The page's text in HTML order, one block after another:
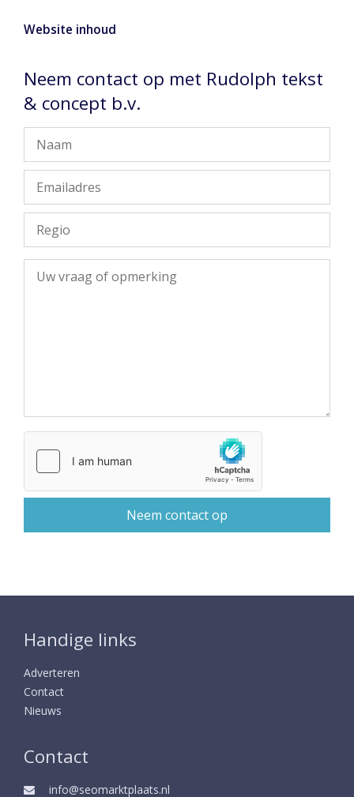
Website inhoud
Neem contact op met Rudolph tekst
& concept b.v.
Handige links
Adverteren
Contact
Nieuws
Contact
info@seomarktplaats.nl